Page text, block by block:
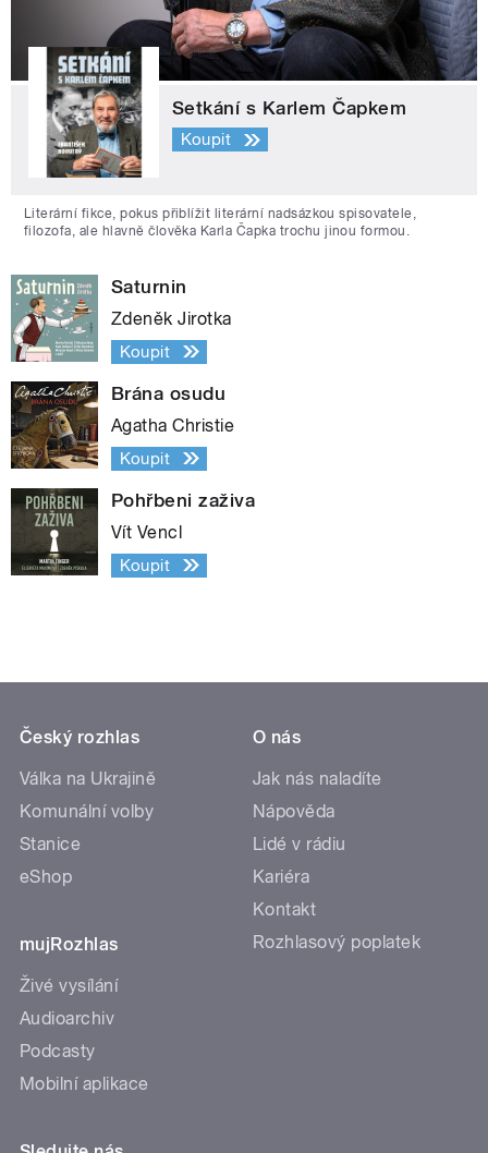
Setkání s Karlem Čapkem
Koupit
Literární fikce, pokus přiblížit literární nadsázkou spisovatele,
filozofa, ale hlavně člověka Karla Čapka trochu jinou formou.
Saturnin
Zdeněk Jirotka
Koupit
Brána osudu
Agatha Christie
Koupit
Pohřbeni zaživa
Vít Vencl
Koupit
Český rozhlas
Válka na Ukrajině
Komunální volby
Stanice
eShop
mujRozhlas
Živé vysílání
Audioarchiv
Podcasty
Mobilní aplikace
O nás
Jak nás naladíte
Nápověda
Lidé v rádiu
Kariéra
Kontakt
Rozhlasový poplatek